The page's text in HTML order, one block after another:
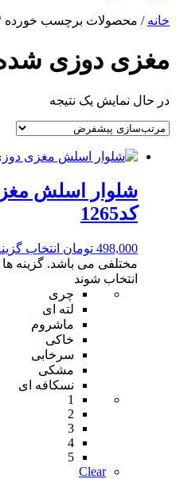
خانه / محصولات برچسب خورده
مغزی دوزی
در حال نمایش یک نتیجه
کد1265
498,000 تومان انتخاب
مختلفی می باشد.
انتخاب شوند
چری
لته ای
ماشروم
خاکی
سرخابی
مشکی
نسکافه ای
1
2
3
4
5
Clear